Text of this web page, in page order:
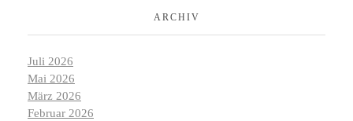
ARCHIV
Juli 2026
Mai 2026
März 2026
Februar 2026